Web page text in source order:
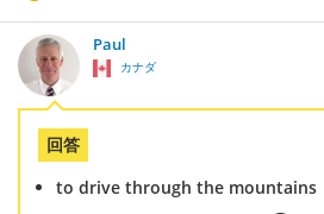
Paul
カナダ
回答
to drive through the mountains